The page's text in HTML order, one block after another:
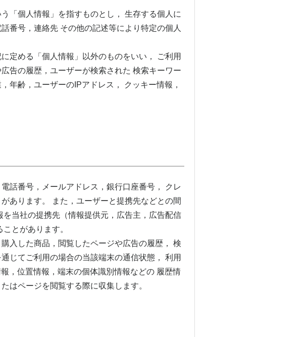
「個人情報」を指すものとし， 生存する個人に
番号，連絡先 その他の記述等により特定の個人
定める「個人情報」以外のものをいい， ご利用
告の履歴，ユーザーが検索された 検索キーワー
年齢，ユーザーのIPアドレス， クッキー情報，
話番号，メールアドレス，銀行口座番号， クレ
あります。 また，ユーザーと提携先などとの間
当社の提携先（情報提供元，広告主，広告配信
とがあります。
入した商品，閲覧したページや広告の履歴， 検
じてご利用の場合の当該端末の通信状態， 利用
，位置情報，端末の個体識別情報などの 履歴情
はページを閲覧する際に収集します。